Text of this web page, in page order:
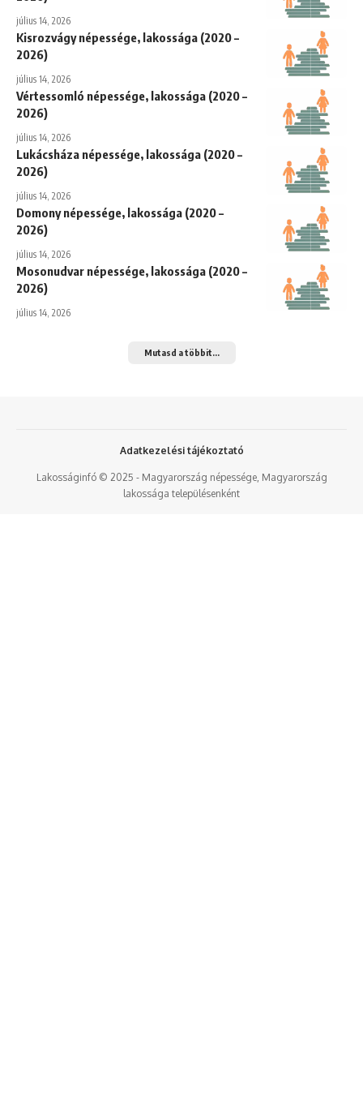
július 14, 2026
Kisrozvágy népessége, lakossága (2020 –
2026)
július 14, 2026
Vértessomló népessége, lakossága (2020 –
2026)
július 14, 2026
Lukácsháza népessége, lakossága (2020 –
2026)
július 14, 2026
Domony népessége, lakossága (2020 –
2026)
július 14, 2026
Mosonudvar népessége, lakossága (2020 –
2026)
július 14, 2026
Mutasd a többit...
Lakosságinfó © 2025 - Magyarország népessége, Magyarország
lakossága településenként
Adatkezelési tájékoztató